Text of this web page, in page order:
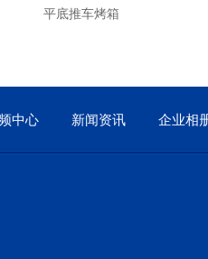
平底推车烤箱
中心 新闻资讯 企业相